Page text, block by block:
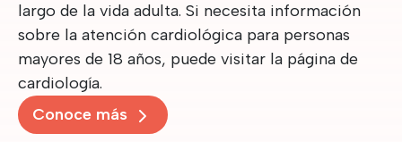
largo de la vida adulta. Si necesita información
sobre la atención cardiológica para personas
mayores de 18 años, puede visitar la página de
cardiología.
Conoce más